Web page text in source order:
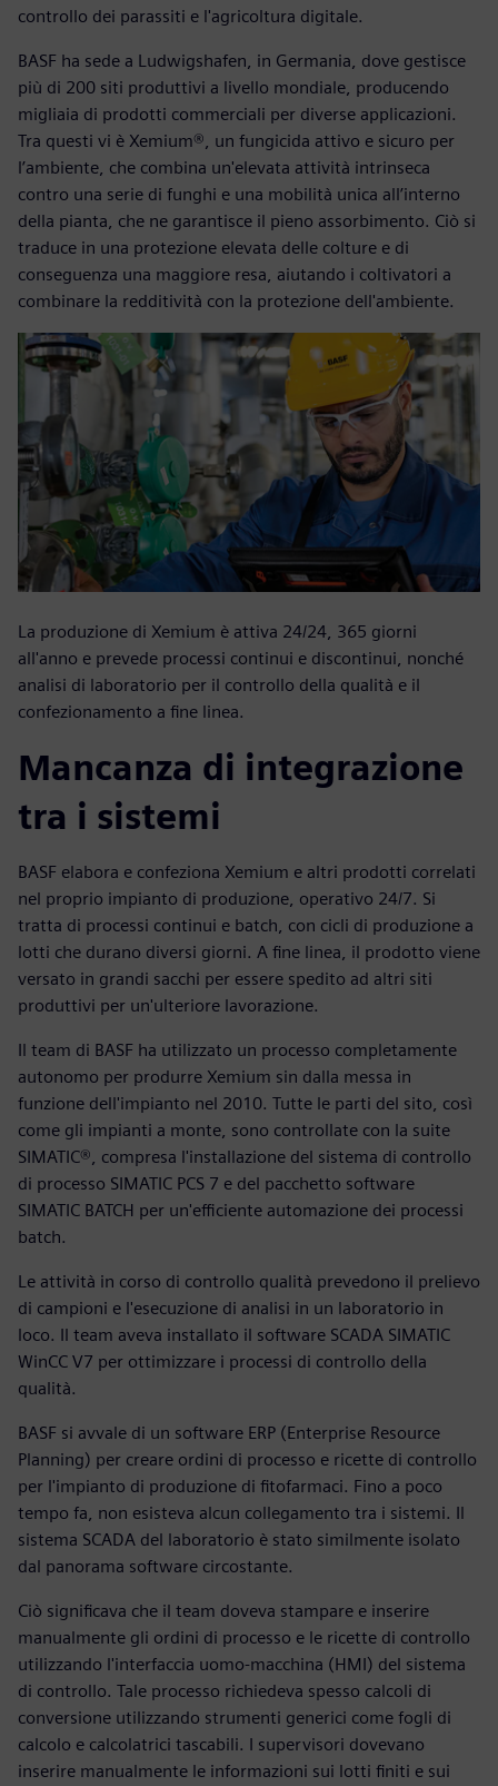
controllo dei parassiti e l'agricoltura digitale.
BASF ha sede a Ludwigshafen, in Germania, dove gestisce
più di 200 siti produttivi a livello mondiale, producendo
migliaia di prodotti commerciali per diverse applicazioni.
Tra questi vi è Xemium®, un fungicida attivo e sicuro per
l’ambiente, che combina un'elevata attività intrinseca
contro una serie di funghi e una mobilità unica all’interno
della pianta, che ne garantisce il pieno assorbimento. Ciò si
traduce in una protezione elevata delle colture e di
conseguenza una maggiore resa, aiutando i coltivatori a
combinare la redditività con la protezione dell'ambiente.
La produzione di Xemium è attiva 24/24, 365 giorni
all'anno e prevede processi continui e discontinui, nonché
analisi di laboratorio per il controllo della qualità e il
confezionamento a fine linea.
Mancanza di integrazione
tra i sistemi
BASF elabora e confeziona Xemium e altri prodotti correlati
nel proprio impianto di produzione, operativo 24/7. Si
tratta di processi continui e batch, con cicli di produzione a
lotti che durano diversi giorni. A fine linea, il prodotto viene
versato in grandi sacchi per essere spedito ad altri siti
produttivi per un'ulteriore lavorazione.
Il team di BASF ha utilizzato un processo completamente
autonomo per produrre Xemium sin dalla messa in
funzione dell'impianto nel 2010. Tutte le parti del sito, così
come gli impianti a monte, sono controllate con la suite
SIMATIC®, compresa l'installazione del sistema di controllo
di processo SIMATIC PCS 7 e del pacchetto software
SIMATIC BATCH per un'efficiente automazione dei processi
batch.
Le attività in corso di controllo qualità prevedono il prelievo
di campioni e l'esecuzione di analisi in un laboratorio in
loco. Il team aveva installato il software SCADA SIMATIC
WinCC V7 per ottimizzare i processi di controllo della
qualità.
BASF si avvale di un software ERP (Enterprise Resource
Planning) per creare ordini di processo e ricette di controllo
per l'impianto di produzione di fitofarmaci. Fino a poco
tempo fa, non esisteva alcun collegamento tra i sistemi. Il
sistema SCADA del laboratorio è stato similmente isolato
dal panorama software circostante.
Ciò significava che il team doveva stampare e inserire
manualmente gli ordini di processo e le ricette di controllo
utilizzando l'interfaccia uomo-macchina (HMI) del sistema
di controllo. Tale processo richiedeva spesso calcoli di
conversione utilizzando strumenti generici come fogli di
calcolo e calcolatrici tascabili. I supervisori dovevano
inserire manualmente le informazioni sui lotti finiti e sui